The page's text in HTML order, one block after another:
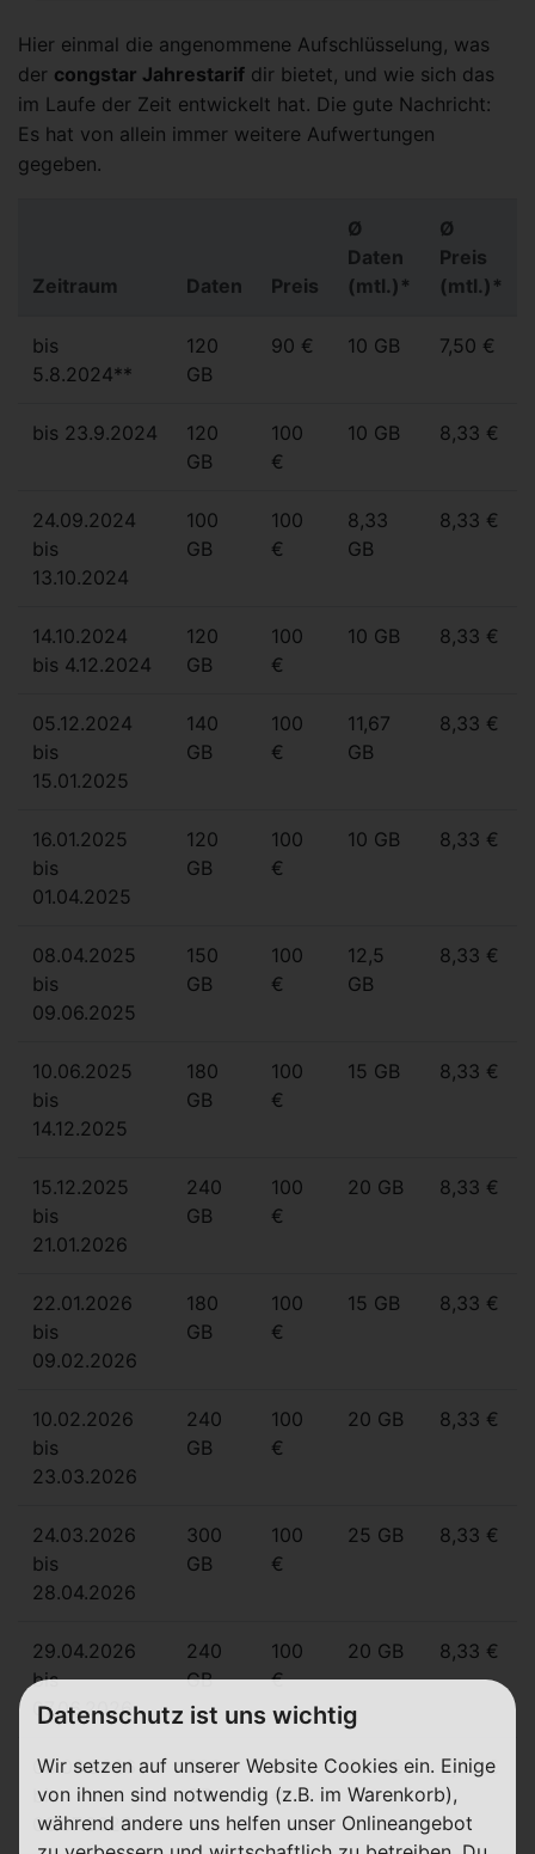
Hier einmal die angenommene Aufschlüsselung, was
der congstar Jahrestarif dir bietet, und wie sich das
im Laufe der Zeit entwickelt hat. Die gute Nachricht:
Es hat von allein immer weitere Aufwertungen
gegeben.
Zeitraum Daten Preis
Ø
Daten
(mtl.)*
Ø
Preis
(mtl.)*
bis
5.8.2024**
120
GB
90 € 10 GB 7,50 €
bis 23.9.2024
120
GB
100
€
10 GB 8,33 €
24.09.2024
bis
13.10.2024
100
GB
100
€
8,33
GB
8,33 €
14.10.2024
bis 4.12.2024
120
GB
100
€
10 GB 8,33 €
05.12.2024
bis
15.01.2025
140
GB
100
€
11,67
GB
8,33 €
16.01.2025
bis
01.04.2025
120
GB
100
€
10 GB 8,33 €
08.04.2025
bis
09.06.2025
150
GB
100
€
12,5
GB
8,33 €
10.06.2025
bis
14.12.2025
180
GB
100
€
15 GB 8,33 €
15.12.2025
bis
21.01.2026
240
GB
100
€
20 GB 8,33 €
22.01.2026
bis
09.02.2026
180
GB
100
€
15 GB 8,33 €
10.02.2026
bis
23.03.2026
240
GB
100
€
20 GB 8,33 €
24.03.2026
bis
28.04.2026
300
GB
100
€
25 GB 8,33 €
29.04.2026
bis
07.06.2026
240
GB
100
€
20 GB 8,33 €
08.06.2026
bis
06.07.2026
300
GB
100
€
25 GB 8,33 €
Datenschutz ist uns wichtig
Wir setzen auf unserer Website Cookies ein. Einige
von ihnen sind notwendig (z.B. im Warenkorb),
während andere uns helfen unser Onlineangebot